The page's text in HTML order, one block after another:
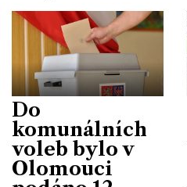
Do
komunálních
voleb bylo v
Olomouci